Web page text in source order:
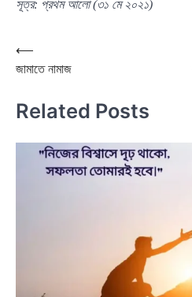
সূত্র: প্রথম আলো (৩১ মে ২০২১)
Post
navigation
⟵
জামাতে নামাজ
Related Posts